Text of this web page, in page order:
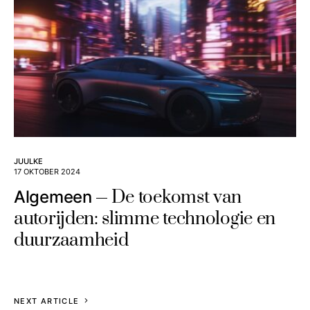
JUULKE
17 OKTOBER 2024
Algemeen
De toekomst van
autorijden: slimme technologie en
duurzaamheid
NEXT ARTICLE